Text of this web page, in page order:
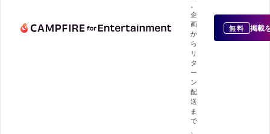
企
画
か
ら
リ
タ
ー
ン
配
送
ま
で
無料 掲載